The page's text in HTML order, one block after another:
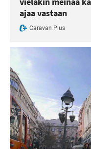
ajaa vastaan
Caravan Plus